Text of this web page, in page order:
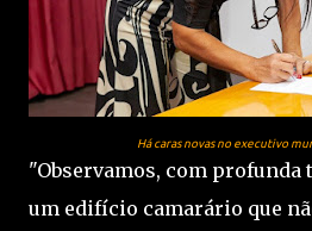
Há caras novas no executivo
"Observamos, com profunda
um edifício camarário que